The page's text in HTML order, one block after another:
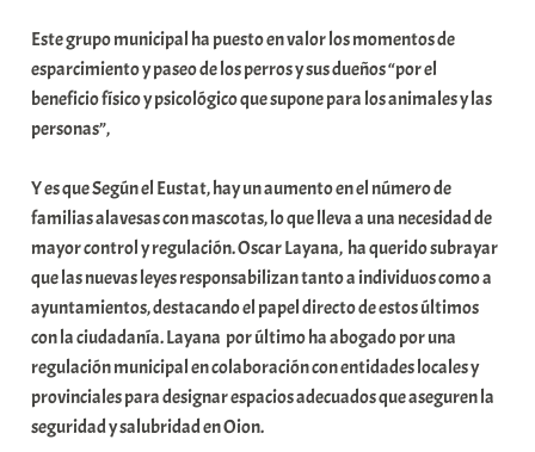
i
t
a
a
Este grupo municipal ha puesto en valor los momentos de
esparcimiento y paseo de los perros y sus dueños “por el
beneficio físico y psicológico que supone para los animales y las
personas”,
Y es que Según el Eustat, hay un aumento en el número de
familias alavesas con mascotas, lo que lleva a una necesidad de
mayor control y regulación. Oscar Layana, ha querido subrayar
que las nuevas leyes responsabilizan tanto a individuos como a
ayuntamientos, destacando el papel directo de estos últimos
con la ciudadanía. Layana por último ha abogado por una
regulación municipal en colaboración con entidades locales y
provinciales para designar espacios adecuados que aseguren la
seguridad y salubridad en Oion.